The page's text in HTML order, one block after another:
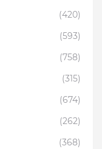
(420)
(593)
(758)
(315)
(674)
(262)
(368)